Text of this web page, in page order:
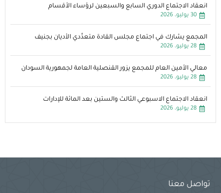
انعقاد الاجتماع الدوري السابع والسبعين لرؤساء الأقسام
30 يوليو، 2026
المجمع يشارك في اجتماع مجلس القادة متعدِّدي الأديان بجنيف
28 يوليو، 2026
معالي الأمين العام للمجمع يزور القنصلية العامة لجمهورية السودان
28 يوليو، 2026
انعقاد الاجتماع الاسبوعي الثالث والستين بعد المائة للإدارات
28 يوليو، 2026
تواصل معنا